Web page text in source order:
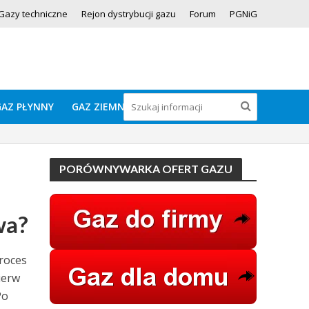
techniczne Rejon dystrybucji gazu Forum PGNiG
PŁYNNY GAZ ZIEMNY
PORÓWNYWARKA OFERT GAZU